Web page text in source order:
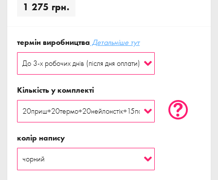
1 275 грн.
термін виробництва Детальніше тут
Кількість у комплекті
колір напису